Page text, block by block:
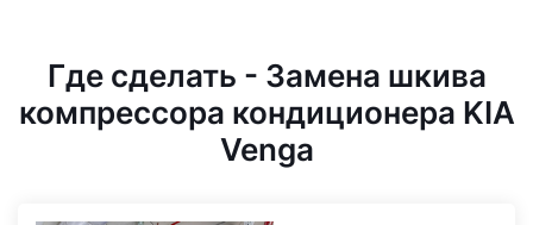
Где сделать - Замена шкива
компрессора кондиционера KIA
Venga